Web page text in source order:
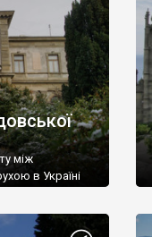
між
в Україні